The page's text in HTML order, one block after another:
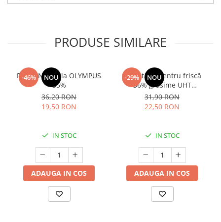
PRODUSE SIMILARE
-46% NOU
Frisca Naturala OLYMPUS
35%
36,20 RON
19,50 RON
IN STOC
ADAUGA IN COS
-29% NOU
Smântână pentru friscă
36% grăsime UHT
MLEKOVITA
31,90 RON
22,50 RON
IN STOC
ADAUGA IN COS